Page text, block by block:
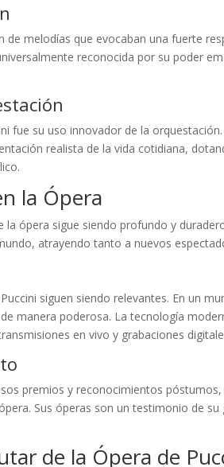
de melodías que evocaban una fuerte
reconocida por su poder
fue su uso innovador de la
realista de la vida cotidiana,
la Ópera
la ópera sigue siendo profundo y
atrayendo tanto a nuevos
siguen siendo relevantes. En un
manera poderosa. La tecnología
en vivo y grabaciones
premios y reconocimientos
Sus óperas son un testimonio de su
de la Ópera de